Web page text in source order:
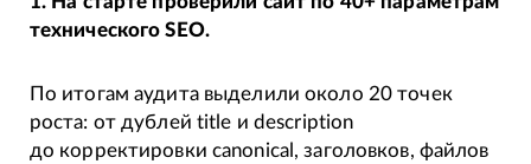
технического SEO.
По итогам аудита выделили около 20 точек
роста: от дублей title и description
до корректировки canonical, заголовков, файлов